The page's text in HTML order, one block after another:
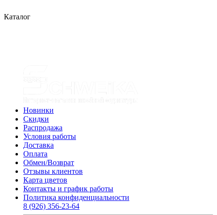
Каталог
Новинки
Скидки
Распродажа
Условия работы
Доставка
Оплата
Обмен/Возврат
Отзывы клиентов
Карта цветов
Контакты и график работы
Политика конфиденциальности
8 (926) 356-23-64